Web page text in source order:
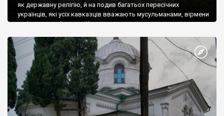
як державну релігію, й на подив багатьох пересічних
українців, які усіх кавказців вважають мусульманами, вірмени
є відданими вірянами Христа